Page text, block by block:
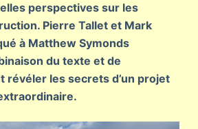
perspectives sur les
Pierre Tallet et Mark
à Matthew Symonds
du texte et de
révéler les secrets d’un projet